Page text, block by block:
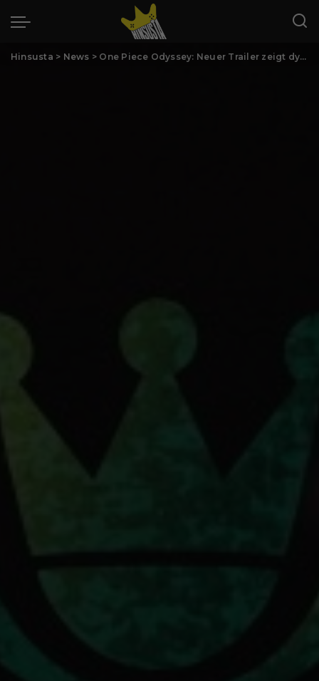
Hinsusta > News > One Piece Odyssey: Neuer Trailer zeigt dynamisches Gameplay